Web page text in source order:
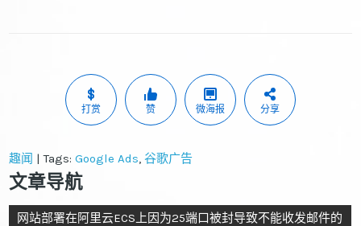
打赏 赞 微海报 分享
趣闻 | Tags:Google Ads,谷歌广告
文章导航
网站部署在阿里云ECS上因为25端口被封导致不能收发邮件的